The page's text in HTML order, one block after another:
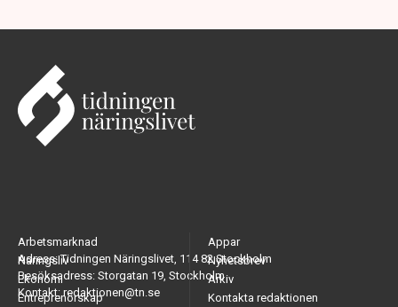
Adress: Tidningen Näringslivet, 114 82 Stockholm
Besöksadress: Storgatan 19, Stockholm
Kontakt: redaktionen@tn.se
Arbetsmarknad
Näringsliv
Ekonomi
Entreprenörskap
Appar
Nyhetsbrev
Arkiv
Kontakta redaktionen